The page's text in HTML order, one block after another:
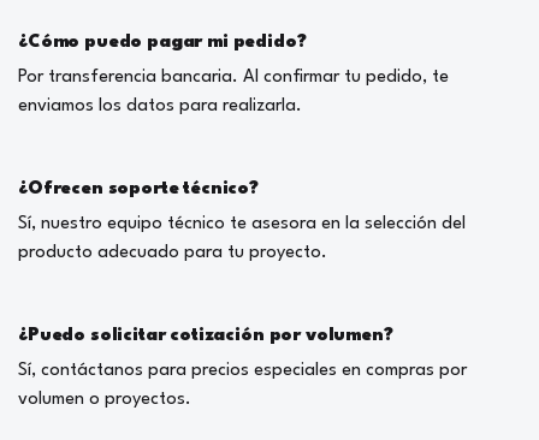
¿Cómo puedo pagar mi pedido?
Por transferencia bancaria. Al confirmar tu pedido, te
enviamos los datos para realizarla.
¿Ofrecen soporte técnico?
Sí, nuestro equipo técnico te asesora en la selección del
producto adecuado para tu proyecto.
¿Puedo solicitar cotización por volumen?
Sí, contáctanos para precios especiales en compras por
volumen o proyectos.